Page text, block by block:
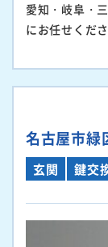
愛知・岐阜・
にお任せくださ
名古屋市
玄関 鍵交